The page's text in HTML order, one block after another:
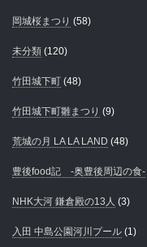
岡城桜まつり (58)
未分類 (120)
竹田城下町 (48)
竹田城下町雛まつり (9)
荒城の月 LA LA LAND (48)
豊後food記 -奥豊後周辺の食-
NHK大河 鎌倉殿の13人 (3)
入田 中島公園河川プール (1)